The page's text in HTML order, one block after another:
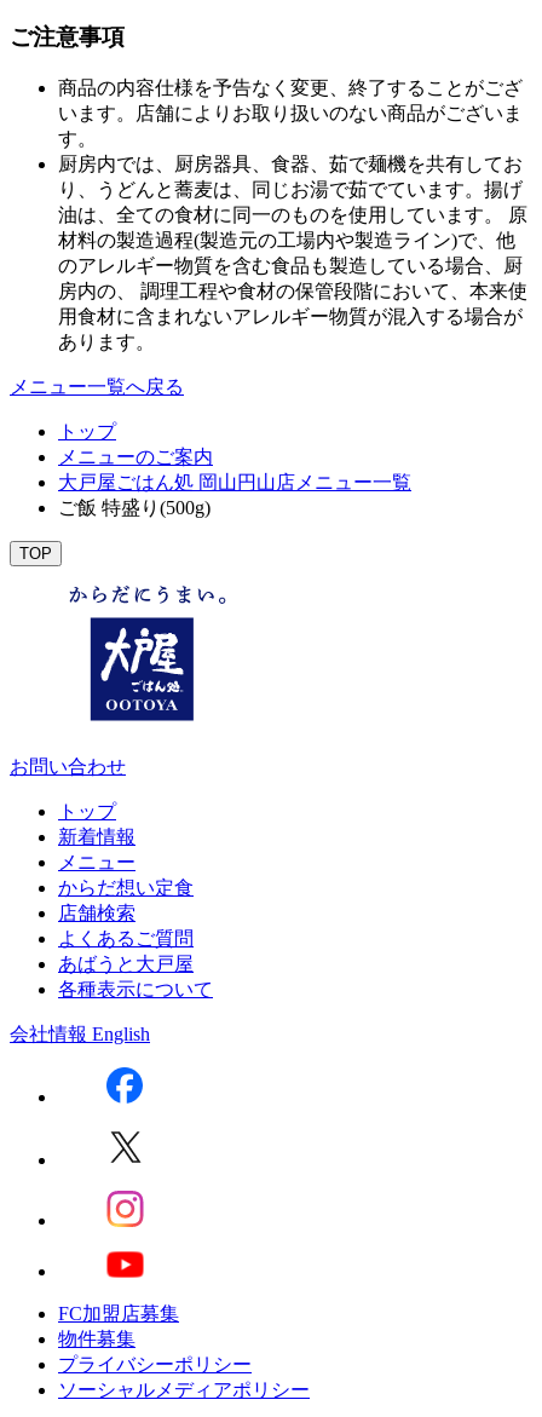
ご注意事項
商品の内容仕様を予告なく変更、終了することがござ
います。店舗によりお取り扱いのない商品がございま
す。
厨房内では、厨房器具、食器、茹で麺機を共有してお
り、うどんと蕎麦は、同じお湯で茹でています。揚げ
油は、全ての食材に同一のものを使用しています。 原
材料の製造過程(製造元の工場内や製造ライン)で、他
のアレルギー物質を含む食品も製造している場合、厨
房内の、 調理工程や食材の保管段階において、本来使
用食材に含まれないアレルギー物質が混入する場合が
あります。
メニュー一覧へ戻る
トップ
メニューのご案内
大戸屋ごはん処 岡山円山店メニュー一覧
ご飯 特盛り(500g)
TOP
お問い合わせ
トップ
新着情報
メニュー
からだ想い定食
店舗検索
よくあるご質問
あばうと大戸屋
各種表示について
会社情報 English
FC加盟店募集
物件募集
プライバシーポリシー
ソーシャルメディアポリシー